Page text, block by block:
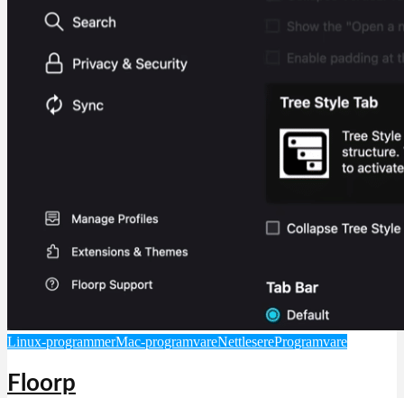
Linux-programmerMac-programvareNettlesereProgramvare
Floorp